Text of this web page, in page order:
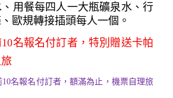
用餐每四人一大瓶礦泉水、行
歐規轉接插頭每人一個。
10名報名付訂者，特別贈送卡帕
名報名付訂者，額滿為止，機票自理旅